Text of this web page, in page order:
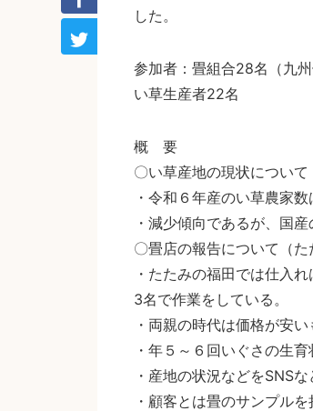
した。
参加者：畳組合28名（九州
い草生産者22名
概 要
〇い草産地の現状につい
・令和６年産のい草農家
・減少傾向であるが、国
〇畳店の報告について（
・たたみの福田では仕入
3名で作業をしている。
・両親の時代は価格が安い
・年５～６回いぐさの生
・産地の状況などをSNS
・顧客とは畳のサンプル